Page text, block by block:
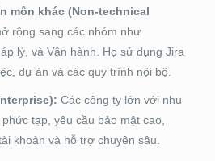
môn khác (Non-technical
rộng sang các nhóm như
lý, và Vận hành. Họ sử dụng Jira
dự án và các quy trình nội bộ.
Các công ty lớn với nhu
tạp, yêu cầu bảo mật cao,
khoản và hỗ trợ chuyên sâu.